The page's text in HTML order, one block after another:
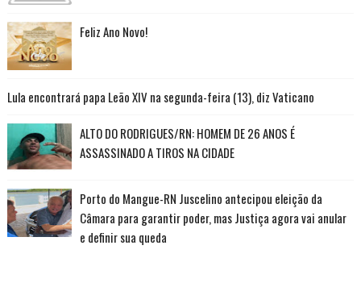
Feliz Ano Novo!
Lula encontrará papa Leão XIV na segunda-feira (13), diz Vaticano
ALTO DO RODRIGUES/RN: HOMEM DE 26 ANOS É
ASSASSINADO A TIROS NA CIDADE
Porto do Mangue-RN Juscelino antecipou eleição da
Câmara para garantir poder, mas Justiça agora vai anular
e definir sua queda